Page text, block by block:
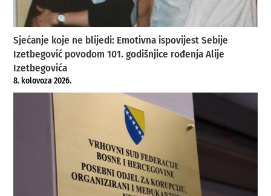
Sjećanje koje ne blijedi: Emotivna ispovijest Sebije
Izetbegović povodom 101. godišnjice rođenja Alije
Izetbegovića
8. kolovoza 2026.